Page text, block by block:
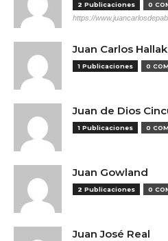
2 Publicaciones 0
https://
Juan Carlos Hallak
1 Publicaciones 0
Juan de Dios
1 Publicaciones 0
Juan Gowland
2 Publicaciones 0
Juan José Real